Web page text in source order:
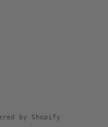
by Shopify